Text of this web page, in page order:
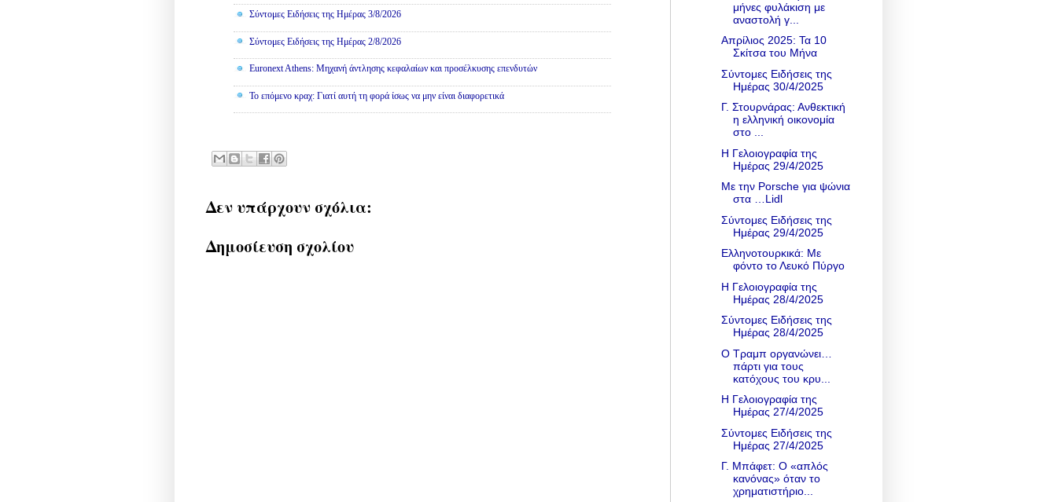
Σύντομες Ειδήσεις της Ημέρας 3/8/2026
Σύντομες Ειδήσεις της Ημέρας 2/8/2026
Euronext Athens: Μηχανή άντλησης κεφαλαίων και προσέλκυσης επενδυτών
To επόμενο κραχ: Γιατί αυτή τη φορά ίσως να μην είναι διαφορετικά
Δεν υπάρχουν σχόλια:
Δημοσίευση σχολίου
μήνες φυλάκιση με
αναστολή γ...
Απρίλιος 2025: Τα 10
Σκίτσα του Μήνα
Σύντομες Ειδήσεις της
Ημέρας 30/4/2025
Γ. Στουρνάρας: Ανθεκτική
η ελληνική οικονομία
στο ...
Η Γελοιογραφία της
Ημέρας 29/4/2025
Με την Porsche για ψώνια
στα …Lidl
Σύντομες Ειδήσεις της
Ημέρας 29/4/2025
Ελληνοτουρκικά: Με
φόντο το Λευκό Πύργο
Η Γελοιογραφία της
Ημέρας 28/4/2025
Σύντομες Ειδήσεις της
Ημέρας 28/4/2025
Ο Τραμπ οργανώνει…
πάρτι για τους
κατόχους του κρυ...
Η Γελοιογραφία της
Ημέρας 27/4/2025
Σύντομες Ειδήσεις της
Ημέρας 27/4/2025
Γ. Μπάφετ: Ο «απλός
κανόνας» όταν το
χρηματιστήριο...